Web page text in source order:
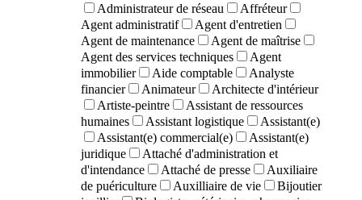
Administrateur de réseau
Affréteur
Agent administratif
Agent d'entretien
Agent de maintenance
Agent de maîtrise
Agent des services techniques
Agent
immobilier
Aide comptable
Analyste
financier
Animateur
Architecte d'intérieur
Artiste-peintre
Assistant de ressources
humaines
Assistant logistique
Assistant(e)
Assistant(e) commercial(e)
Assistant(e)
juridique
Attaché d'administration et
d'intendance
Attaché de presse
Auxiliaire
de puériculture
Auxilliaire de vie
Bijoutier